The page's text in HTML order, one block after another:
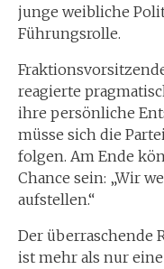
junge weibliche
Führungsrolle.
reagierte
ihre persönliche
müsse sich die
folgen. Am Ende
Chance sein: „Wir
aufstellen.“
Der überraschende
ist mehr als nur